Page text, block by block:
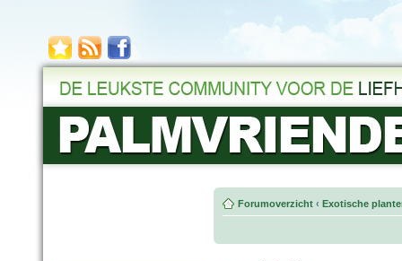
Forumoverzicht ‹ Exotische